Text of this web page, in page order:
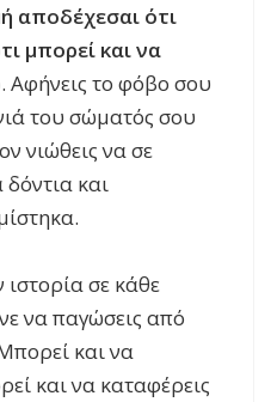
αποδέχεσαι ότι
μπορεί και να
. Αφήνεις το φόβο σου
του σώματός σου
νιώθεις να σε
και
σε κάθε
να παγώσεις από
και να
και να καταφέρεις